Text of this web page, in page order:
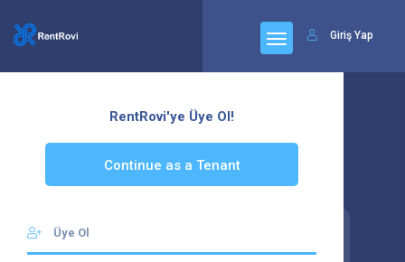
Giriş Yap
RentRovi'ye Üye Ol!
Continue as a Tenant
Üye Ol